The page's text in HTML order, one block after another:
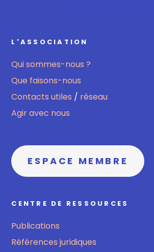
L'ASSOCIATION
Qui sommes-nous ?
Que faisons-nous
Contacts utiles / réseau
Agir avec nous
ESPACE MEMBRE
CENTRE DE RESSOURCES
Publications
Références juridiques